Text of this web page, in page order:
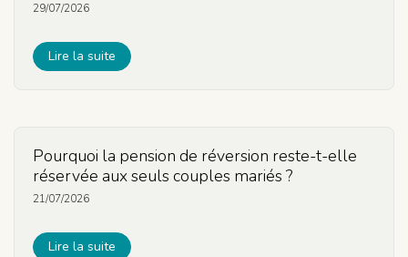
29/07/2026
Lire la suite
Pourquoi la pension de réversion reste-t-elle
réservée aux seuls couples mariés ?
21/07/2026
Lire la suite